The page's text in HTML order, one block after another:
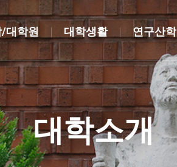
대학원 대학생활 연구산학
대학소개